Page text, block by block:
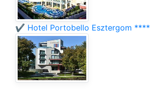
✔️ Hotel Portobello Esztergom ****